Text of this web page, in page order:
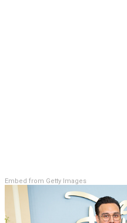
Embed from Getty Images